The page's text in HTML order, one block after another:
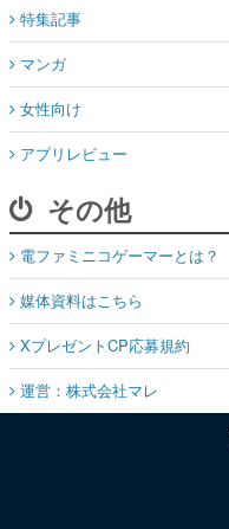
特集記事
マンガ
女性向け
アプリレビュー
その他
電ファミニコゲーマーとは？
媒体資料はこちら
XプレゼントCP応募規約
運営：株式会社マレ